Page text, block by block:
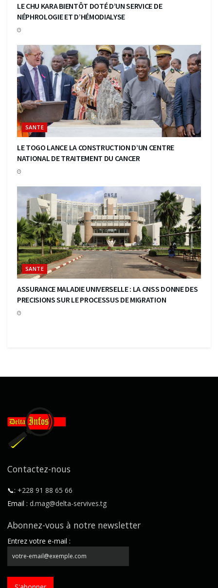
LE CHU KARA BIENTÔT DOTÉ D’UN SERVICE DE
NÉPHROLOGIE ET D’HÉMODIALYSE
SANTE
LE TOGO LANCE LA CONSTRUCTION D’UN CENTRE
NATIONAL DE TRAITEMENT DU CANCER
SANTE
ASSURANCE MALADIE UNIVERSELLE : LA CNSS DONNE DES
PRECISIONS SUR LE PROCESSUS DE MIGRATION
Contactez-nous
📞: +228 91 88 65 66
Email : d.mag@delta-servives.tg
Abonnez-vous à notre newsletter
Entrez votre e-mail :